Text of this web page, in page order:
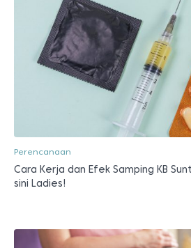
Perencanaan
Cara Kerja dan Efek Samping KB
sini Ladies!